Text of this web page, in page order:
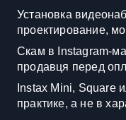
Установка
проектирование,
Скам в Instagram-
продавця перед
Instax Mini, Square
практике, а не в